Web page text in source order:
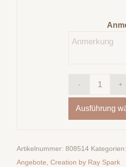
Ausführung
Artikelnummer: 808514 Kategorien:
Angebote, Creation by Ray Spark